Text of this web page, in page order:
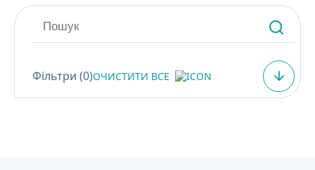
ქართული
Фільтри (0)ОЧИСТИТИ ВСЕ